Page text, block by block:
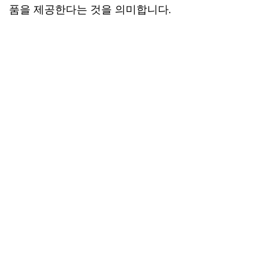
품을 제공한다는 것을 의미합니다.